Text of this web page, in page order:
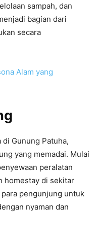
sampah, dan
bagian dari
secara
Alam yang
Gunung Patuha,
yang memadai. Mulai
peralatan
homestay di sekitar
pengunjung untuk
nyaman dan